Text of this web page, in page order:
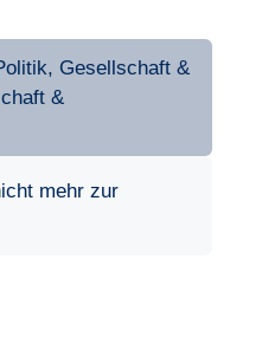
Gesellschaft &
&
mehr zur